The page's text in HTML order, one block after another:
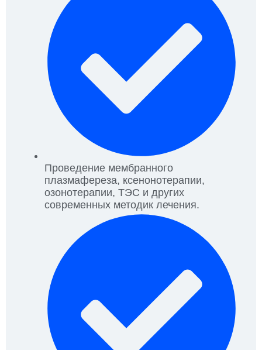
Проведение мембранного
плазмафереза, ксенонотерапии,
озонотерапии, ТЭС и других
современных методик лечения.